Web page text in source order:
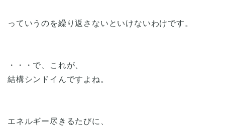
っていうのを繰り返さないといけないわけです。
・・・で、これが、
結構シンドイんですよね。
エネルギー尽きるたびに、